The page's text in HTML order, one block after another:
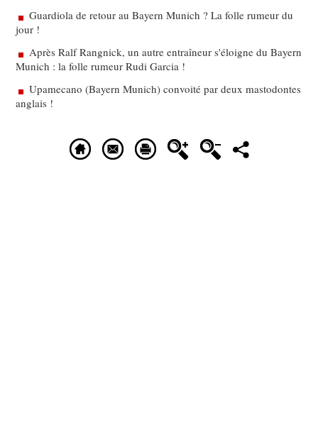
Guardiola de retour au Bayern Munich ? La folle rumeur du
jour !
Après Ralf Rangnick, un autre entraîneur s'éloigne du Bayern
Munich : la folle rumeur Rudi Garcia !
Upamecano (Bayern Munich) convoité par deux mastodontes
anglais !